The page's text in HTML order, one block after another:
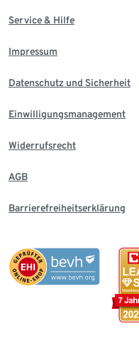
Service & Hilfe
Impressum
Datenschutz und Sicherheit
Einwilligungsmanagement
Widerrufsrecht
AGB
Barrierefreiheitserklärung